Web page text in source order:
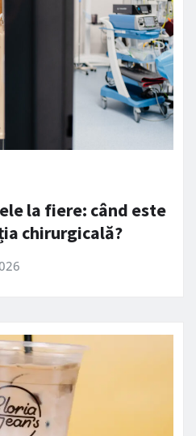
la fiere: când este
chirurgicală?